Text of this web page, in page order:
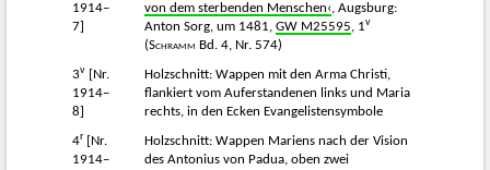
1914–
7]
von dem sterbenden Menschen‹, Augsburg:
Anton Sorg, um 1481, GW M25595, 1v
(Schramm Bd. 4, Nr. 574)
3v [Nr.
1914–
8]
Holzschnitt: Wappen mit den Arma Christi,
flankiert vom Auferstandenen links und Maria
rechts, in den Ecken Evangelistensymbole
4r [Nr.
1914–
Holzschnitt: Wappen Mariens nach der Vision
des Antonius von Padua, oben zwei